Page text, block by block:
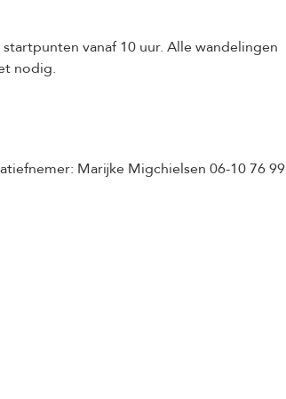
vanaf 10 uur. Alle wandelingen
nodig.
Marijke Migchielsen 06-10 76 99